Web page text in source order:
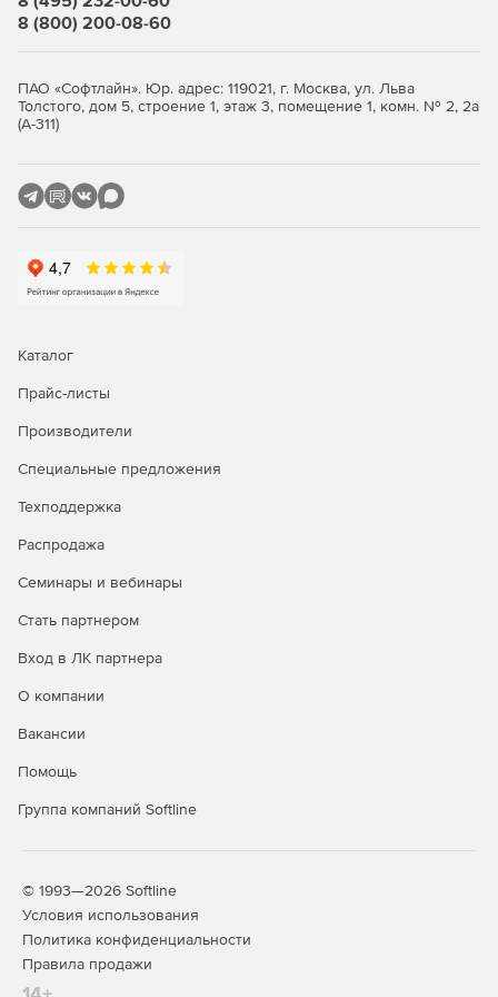
также создавать свои собственные базы под
конкретные задачи.
конструкторские документы, расчетные модели,
чертежи и т. д.
ST – размерность решаемых задач не превышает 1,5
XE – нет ограничений по размерности решаемых
задач (фактическая размерность ограничивается
Engineering также можно подразделить на следующие
металлических, железобетонных и армокаменных
Steel-Concrete-Wood – расчет и проектирование
деревянных конструкций с возможностью расчета
Кроме того, помимо базовых возможностей для продукта
(опции):
Fracture: механика разрушения.
Fatigue: расчет выносливости.
Pipe: расчет элементов трубопроводов.
8 (800) 200-08-60
ПАО «Софтлайн». Юр. адрес: 119021, г. Москва, ул. Льва
Толстого, дом 5, строение 1, этаж 3, помещение 1, комн. № 2, 2а
(А-311)
Каталог
Прайс-листы
Производители
Специальные предложения
Техподдержка
Распродажа
Семинары и вебинары
Стать партнером
Вход в ЛК партнера
О компании
Вакансии
Помощь
Группа компаний Softline
© 1993—2026 Softline
Условия использования
Политика конфиденциальности
Правила продажи